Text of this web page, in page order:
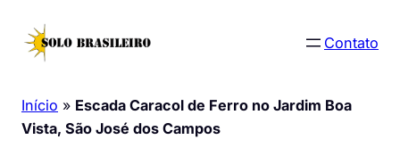
para
Contato
Início » Escada Caracol de Ferro no Jardim Boa
Vista, São José dos Campos